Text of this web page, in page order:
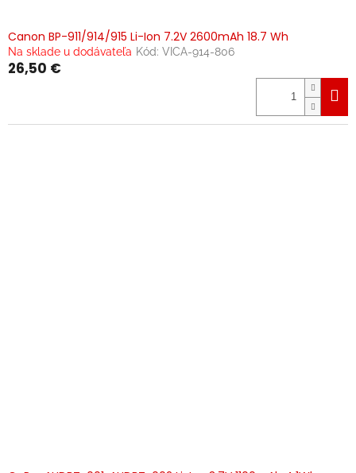
Canon BP-911/914/915 Li-Ion 7.2V 2600mAh 18.7 Wh
Na sklade u dodávateľa Kód: VICA-914-806
26,50 €